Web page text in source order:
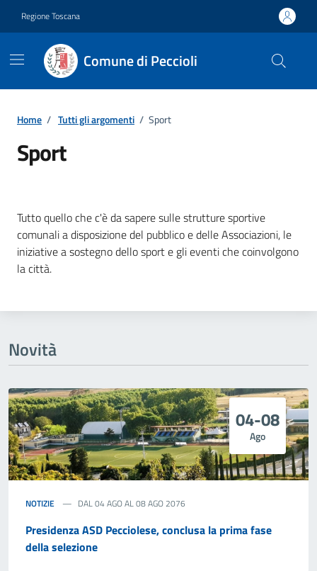
Regione Toscana
Comune di Peccioli
Home / Tutti gli argomenti / Sport
Sport
Tutto quello che c'è da sapere sulle strutture sportive
comunali a disposizione del pubblico e delle Associazioni, le
iniziative a sostegno dello sport e gli eventi che coinvolgono
la città.
Novità
04-08
Ago
NOTIZIE DAL 04 AGO AL 08 AGO 2076
Presidenza ASD Pecciolese, conclusa la prima fase
della selezione